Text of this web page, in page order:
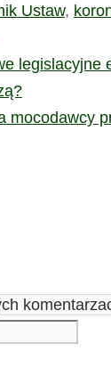
Ustaw,
legislacyjne
mocodawcy